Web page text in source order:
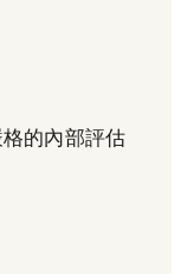
格的內部評估